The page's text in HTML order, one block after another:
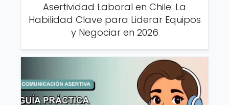
Asertividad Laboral en Chile: La
Habilidad Clave para Liderar Equipos
y Negociar en 2026